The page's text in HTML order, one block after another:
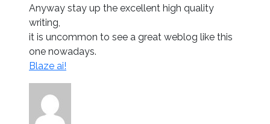
Anyway stay up the excellent high quality
writing,
it is uncommon to see a great weblog like this
one nowadays.
Blaze ai!